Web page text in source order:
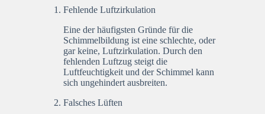
Fehlende Luftzirkulation
Eine der häufigsten Gründe für die
Schimmelbildung ist eine schlechte, oder
gar keine, Luftzirkulation. Durch den
fehlenden Luftzug steigt die
Luftfeuchtigkeit und der Schimmel kann
sich ungehindert ausbreiten.
Falsches Lüften